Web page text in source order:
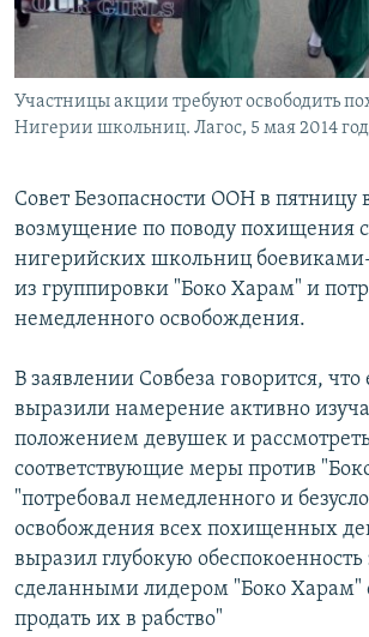
Участницы акции требуют освободить
Нигерии школьниц. Лагос, 5 мая 2014
Совет Безопасности ООН в пятницу
возмущение по поводу похищения
нигерийских школьниц
из группировки "Боко Харам" и
немедленного освобождения.
В заявлении Совбеза говорится,
выразили намерение активно
положением девушек и
соответствующие меры против
"потребовал немедленного и
освобождения всех похищенных
выразил глубокую
сделанными лидером "Боко Харам"
продать их в рабство"